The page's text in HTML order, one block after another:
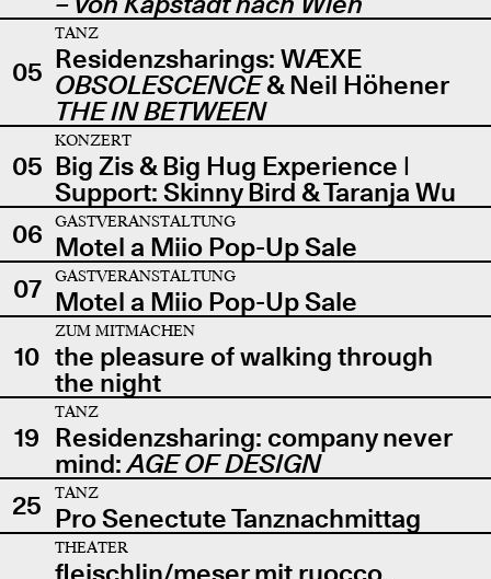
05
TANZ
Residenzsharings: WÆXE
OBSOLESCENCE& Neil Höhener
THE IN BETWEEN
05
KONZERT
Big Zis & Big Hug Experience |
Support: Skinny Bird & Taranja Wu
06
GASTVERANSTALTUNG
Motel a Miio Pop-Up Sale
07
GASTVERANSTALTUNG
Motel a Miio Pop-Up Sale
10
ZUM MITMACHEN
the pleasure of walking through
the night
19
TANZ
Residenzsharing: company never
mind:AGE OF DESIGN
25
TANZ
Pro Senectute Tanznachmittag
THEATER